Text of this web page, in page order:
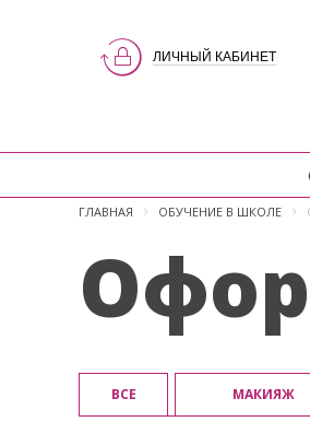
ЛИЧНЫЙ КАБИНЕТ
ГЛАВНАЯ ОБУЧЕНИЕ В ШКОЛЕ
ВСЕ МАКИЯЖ